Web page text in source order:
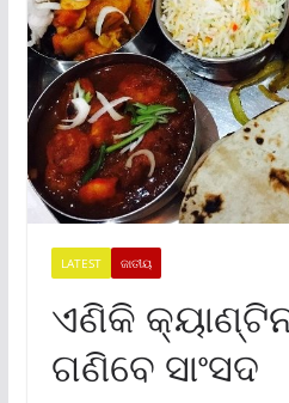
LATEST ଜାତୀୟ
ଏଣିକି
ଗଣିବେ ସାଂସଦ